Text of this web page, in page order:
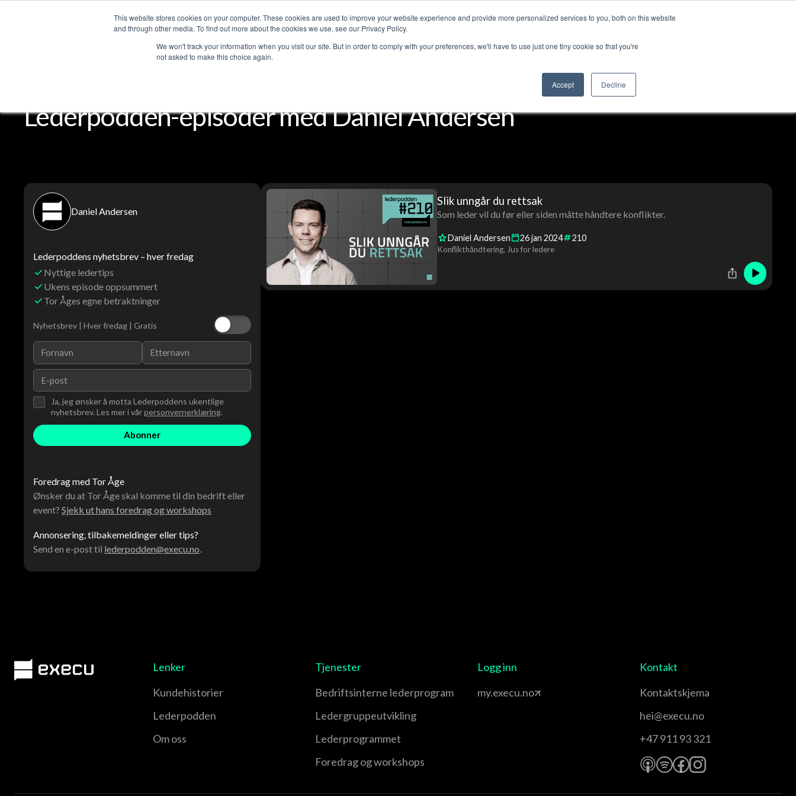
This website stores cookies on your computer. These cookies are used to improve your website experience and provide more personalized services to you, both on this website
and through other media. To find out more about the cookies we use, see our Privacy Policy.
We won't track your information when you visit our site. But in order to comply with your preferences, we'll have to use just one tiny cookie so that you're
not asked to make this choice again.
Accept Decline
Tjenester Kundehistorier Lederpodden Om oss Logg inn Kontakt oss
Lederpodden-episoder med Daniel Andersen
Daniel Andersen
Lederpoddens nyhetsbrev – hver fredag
Nyttige ledertips
Ukens episode oppsummert
Tor Åges egne betraktninger
Nyhetsbrev | Hver fredag | Gratis
Ja, jeg ønsker å motta Lederpoddens ukentlige
nyhetsbrev. Les mer i vårpersonvernerklæring.
Foredrag med Tor Åge
Ønsker du at Tor Åge skal komme til din bedrift eller
event? Sjekk ut hans foredrag og workshops
Annonsering, tilbakemeldinger eller tips?
Send en e-post til lederpodden@execu.no
Slik unngår du rettsak
Som leder vil du før eller siden måtte håndtere konflikter.
Daniel Andersen 26jan 2024 210
Konflikthåndtering Jus for ledere
Lenker
Kundehistorier
Lederpodden
Om oss
Tjenester
Bedriftsinterne lederprogram
Leder­gruppe­utvikling
Leder­programmet
Foredrag og workshops
Logg inn
my.execu.no
Kontakt
Kontaktskjema
hei@execu.no
+47 911 93 321